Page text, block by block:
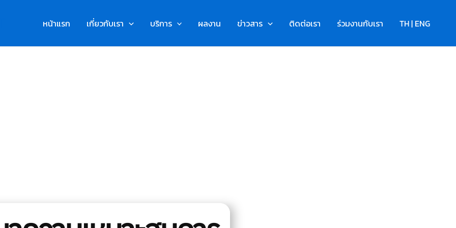
หน้าแรก เกี่ยวกับเรา บริการ ผลงาน ข่าวสาร ติดต่อเรา ร่วมงานกับเรา TH | ENG